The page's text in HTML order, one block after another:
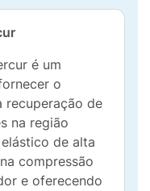
é um
o
recuperação de
na região
de alta
compressão
e oferecendo